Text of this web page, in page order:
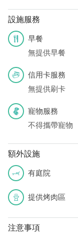
設施服務
早餐
無提供早餐
信用卡服務
無提供刷卡
寵物服務
不得攜帶寵物
額外設施
有庭院
提供烤肉區
注意事項